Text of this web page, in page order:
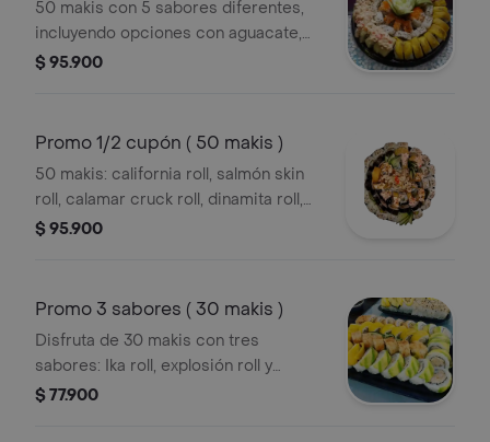
50 makis con 5 sabores diferentes,
incluyendo opciones con aguacate,
plátano y topping de cebolla morada.
$ 95.900
Promo 1/2 cupón ( 50 makis )
50 makis: california roll, salmón skin
roll, calamar cruck roll, dinamita roll,
apanado roll.
$ 95.900
Promo 3 sabores ( 30 makis )
Disfruta de 30 makis con tres
sabores: Ika roll, explosión roll y
salmón crispi.
$ 77.900